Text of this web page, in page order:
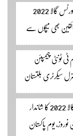
پریستان سٹیڈیم حشوپی میں ٹائیگر اسپورٹس گالا 2022
بھی میچوں سے
شگر مکمل
کریں۔
ٹونٹی چیمپئن
سیکرٹری بلتستان
کے ساتھ الطاف احمد
کے لئے ہمارے
ضلع شگر حشوپی میں ٹائیگر اسپورٹس گالا 2022 کا شاندار
یوم پاکستان